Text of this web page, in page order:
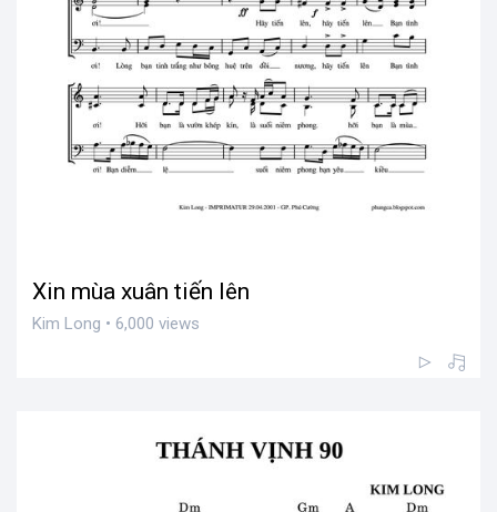
Xin mùa xuân tiến lên
Kim Long • 6,000 views